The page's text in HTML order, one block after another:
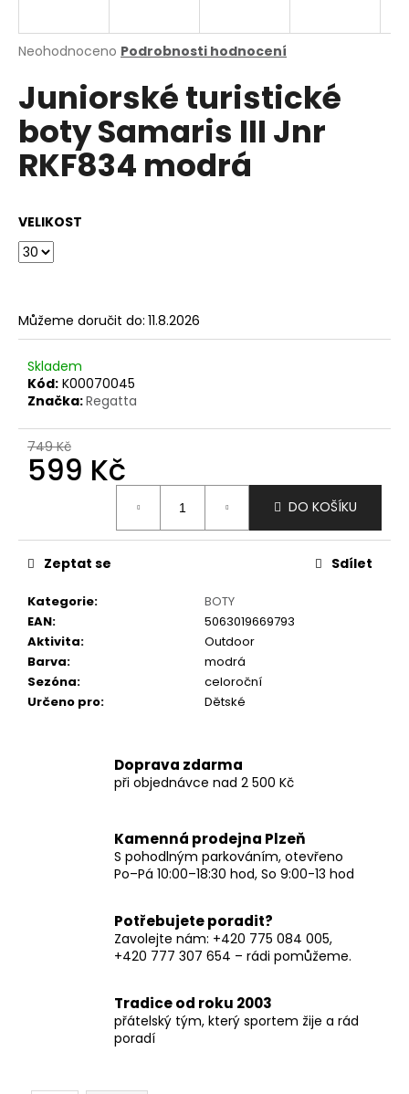
Průměrné
produktu
je
0,0
5
hvězdiček.
Neohodnoceno Podrobnosti hodnocení
Juniorské turistické
boty Samaris III Jnr
RKF834 modrá
VELIKOST
Můžeme doručit do: 11.8.2026
Skladem
Kód: K00070045
Značka:Regatta
749 Kč
599 Kč
DO KOŠÍKU
Kategorie:
BOTY
EAN:
5063019669793
Aktivita:
Outdoor
Barva:
modrá
Sezóna:
celoroční
Určeno pro: Dětské
Zeptat se Sdílet
Doprava zdarma
při objednávce nad 2 500 Kč
Kamenná prodejna Plzeň
S pohodlným parkováním, otevřeno
Po–Pá 10:00–18:30 hod, So 9:00-13 hod
Potřebujete poradit?
Zavolejte nám: +420 775 084 005,
+420 777 307 654 – rádi pomůžeme.
Tradice od roku 2003
přátelský tým, který sportem žije a rád
poradí
j
t
?
o
p
u
č
u